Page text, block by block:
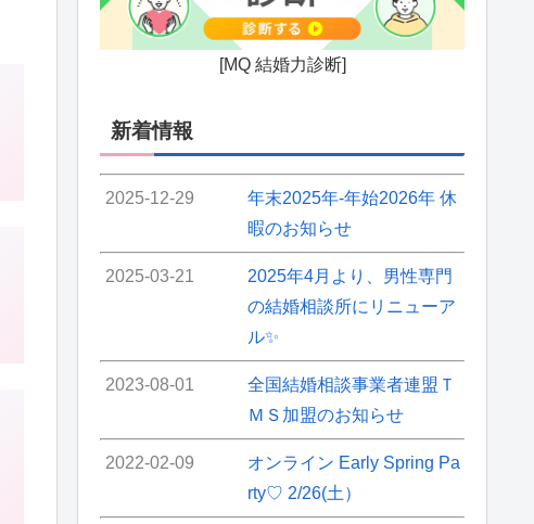
[MQ 結婚力診断]
新着情報
2025-12-29
年末2025年-年始2026年 休
暇のお知らせ
2025-03-21
2025年4月より、男性専門
の結婚相談所にリニューア
ル✨
2023-08-01
全国結婚相談事業者連盟Ｔ
ＭＳ加盟のお知らせ
2022-02-09
オンライン Early Spring Pa
rty♡ 2/26(土）